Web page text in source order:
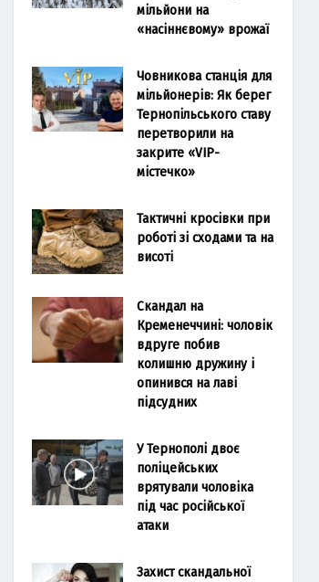
мільйони на
«насіннєвому» врожаї
Човникова станція для
мільйонерів: Як берег
Тернопільського ставу
перетворили на
закрите «VIP-
містечко»
Тактичні кросівки при
роботі зі сходами та на
висоті
Скандал на
Кременеччині: чоловік
вдруге побив
колишню дружину і
опинився на лаві
підсудних
У Тернополі двоє
поліцейських
врятували чоловіка
під час російської
атаки
Захист скандальної